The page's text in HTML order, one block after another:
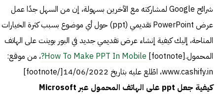
شرائح Google لمشاركته مع الآخرين بسهولة، إن من السهل جدًا عمل
عرض PowerPoint تقديمي (ppt) حول أي موضوع بسبب كثرة الخيارات
المتاحة، إليك كيفية إنشاء عرض تقديمي جديد في البور بوينت على الهاتف
المحمول.[footnote]
How To Make PPT In Mobile? ، من موقع:
www.cashify.in، اطّلع عليه بتاريخ 14/06/2022[/footnote]
كيفية جعل ppt على الهاتف المحمول عبر Microsoft